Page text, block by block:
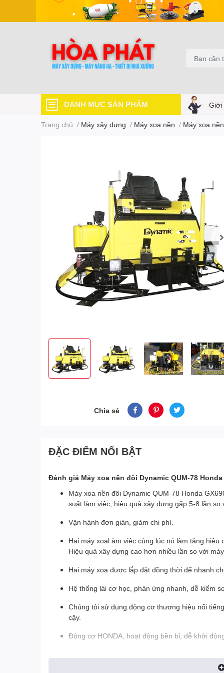
DANH MỤC SẢN PHẨM Giới
Trang chủ / Máy xây dựng / Máy xoa nền / Máy xoa
Chia sẻ
ĐẶC ĐIỂM NỔI BẬT
Đánh giá Máy xoa nền đôi Dynamic QUM-78 Honda
Máy xoa nền đôi Dynamic QUM-78 Honda
suất làm việc, hiệu quả xây dựng gấp 5-8 lần so
Vận hành đơn giản, giảm chi phí.
Hai máy xoal àm việc cùng lúc nó làm tăng
Hiệu quả xây dựng cao hơn nhiều lần so với
Hai máy xoa được lắp đặt đồng thời để nhanh
Hệ thống lái cơ học, phản ứng nhanh, dễ kiểm
Chúng tôi sử dụng động cơ thương hiệu nổi
cậy.
Động cơ HONDA, hoạt động bền bỉ, dễ khởi